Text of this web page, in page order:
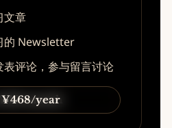
文章
的 Newsletter
评论，参与留言讨论
¥49/month
¥468/year